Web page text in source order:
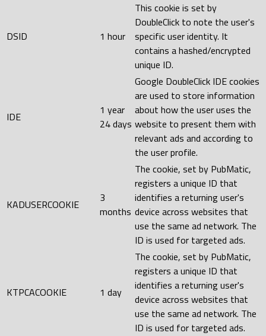
DSID 1 hour
This cookie is set by
DoubleClick to note the user's
specific user identity. It
contains a hashed/encrypted
unique ID.
IDE
1 year
24 days
Google DoubleClick IDE cookies
are used to store information
about how the user uses the
website to present them with
relevant ads and according to
the user profile.
KADUSERCOOKIE
3
months
The cookie, set by PubMatic,
registers a unique ID that
identifies a returning user's
device across websites that
use the same ad network. The
ID is used for targeted ads.
KTPCACOOKIE 1 day
The cookie, set by PubMatic,
registers a unique ID that
identifies a returning user's
device across websites that
use the same ad network. The
ID is used for targeted ads.